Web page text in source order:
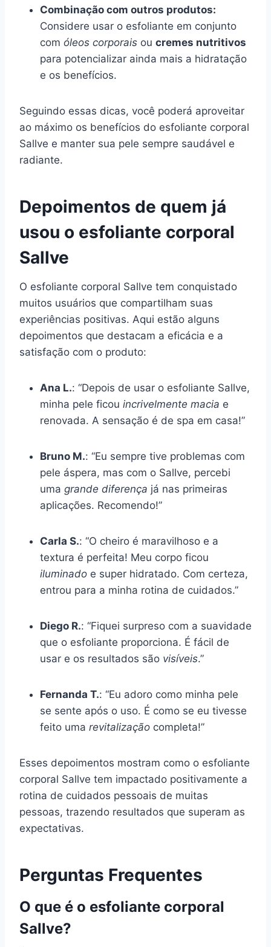
Combinação com outros produtos:
Considere usar o esfoliante em conjunto
com óleos corporais ou cremes nutritivos
para potencializar ainda mais a hidratação
e os benefícios.
Seguindo essas dicas, você poderá aproveitar
ao máximo os benefícios do esfoliante corporal
Sallve e manter sua pele sempre saudável e
radiante.
Depoimentos de quem já
usou o esfoliante corporal
Sallve
O esfoliante corporal Sallve tem conquistado
muitos usuários que compartilham suas
experiências positivas. Aqui estão alguns
depoimentos que destacam a eficácia e a
satisfação com o produto:
Ana L.: “Depois de usar o esfoliante Sallve,
minha pele ficou incrivelmente macia e
renovada. A sensação é de spa em casa!”
Bruno M.: “Eu sempre tive problemas com
pele áspera, mas com o Sallve, percebi
uma grande diferença já nas primeiras
aplicações. Recomendo!”
Carla S.: “O cheiro é maravilhoso e a
textura é perfeita! Meu corpo ficou
iluminado e super hidratado. Com certeza,
entrou para a minha rotina de cuidados.”
Diego R.: “Fiquei surpreso com a suavidade
que o esfoliante proporciona. É fácil de
usar e os resultados são visíveis.”
Fernanda T.: “Eu adoro como minha pele
se sente após o uso. É como se eu tivesse
feito uma revitalização completa!”
Esses depoimentos mostram como o esfoliante
corporal Sallve tem impactado positivamente a
rotina de cuidados pessoais de muitas
pessoas, trazendo resultados que superam as
expectativas.
Perguntas Frequentes
O que é o esfoliante corporal
Sallve?